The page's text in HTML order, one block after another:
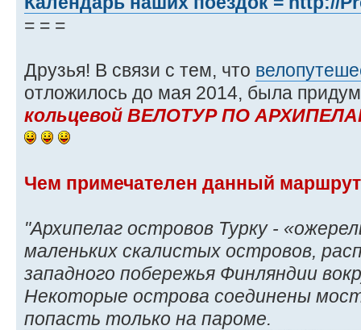
= = =
Друзья! В связи с тем, что
отложилось до мая 2014, была
кольцевой ВЕЛОТУР ПО
Чем примечателен данный
"Архипелаг островов Турку -
маленьких скалистых островов,
западного побережья Финляндии
Некоторые острова соединены
попасть только на пароме.